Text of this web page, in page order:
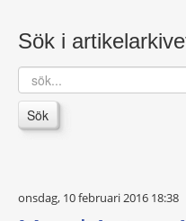
Sök i
sök...
Sök
onsdag, 10 februari 2016 18:38